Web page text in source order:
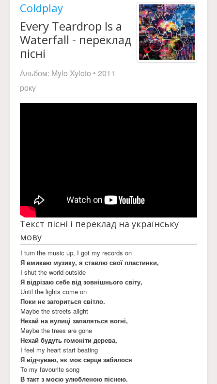
Coldplay
Every Teardrop Is a
Waterfall - переклад
пісні
Альбом: Mylo Xyloto • 2011
року
Текст пісні і переклад на українську
мову
I turn the music up, I got my records on
Я вмикаю музику, я ставлю свої пластинки,
I shut the world outside
Я відрізаю себе від зовнішнього світу,
Until the lights come on
Поки не загориться світло.
Maybe the streets alight
Нехай на вулиці запаляться вогні,
Maybe the trees are gone
Нехай будуть гомоніти дерева,
I feel my heart start beating
Я відчуваю, як моє серце забилося
To my favourite song
В такт з моєю улюбленою піснею.